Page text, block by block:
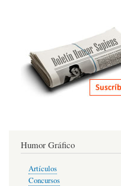
Humor Gráfico
Artículos
Concursos